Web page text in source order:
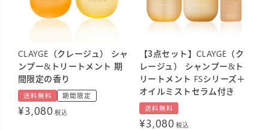
CLAYGE（クレージュ） シャ
ンプー&トリートメント 期
間限定の香り
送料無料 期間限定
¥3,080 税込
【3点セット】CLAYGE（ク
レージュ） シャンプー&ト
リートメント FSシリーズ＋
オイルミストセラム付き
送料無料
¥3,080 税込